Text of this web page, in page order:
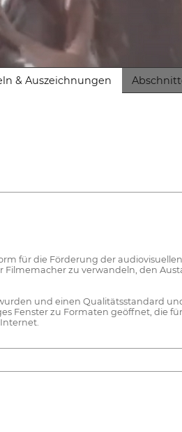
& Auszeichnungen
für die Förderung der
zu verwandeln, den
und einen Qualitätsstandard
Fenster zu Formaten geöffnet, die